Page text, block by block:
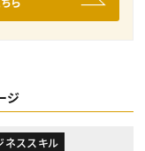
ジ
ネススキル